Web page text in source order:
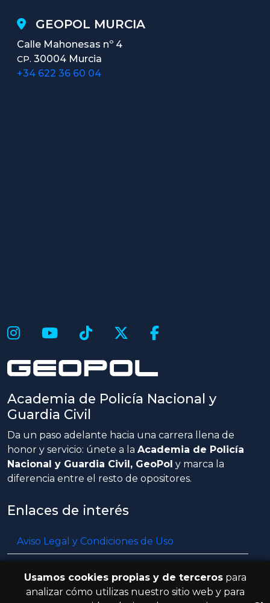
GEOPOL MURCIA
Calle Mahonesas nº 4
CP. 30004 Murcia
+34 622 36 60 04
Academia de Policía Nacional y
Guardia Civil
Da un paso adelante hacia una carrera llena de
honor y servicio: únete a la Academia de Policía
Nacional y Guardia Civil, GeoPol y marca la
diferencia entre el resto de opositores.
Enlaces de interés
Aviso Legal y Condiciones de Uso
Política de cookies
Usamos cookies propias y de tercerospara
analizar cómo utilizas nuestro sitio web y para